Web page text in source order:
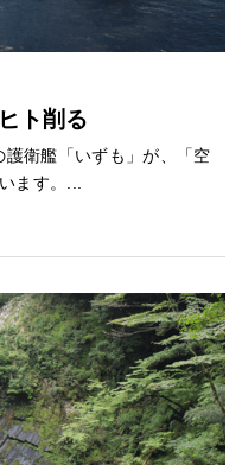
ト削る
衛艦「いずも」が、「空
います。...